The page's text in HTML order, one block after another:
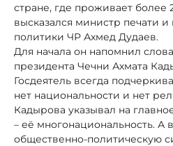
стране, где проживает более
высказался министр печати
политики ЧР Ахмед Дудаев.
Для начала он напомнил
президента Чечни Ахмата
Госдеятель всегда
нет национальности и нет
Кадырова указывал на
– её многонациональность. А
общественно-политическую